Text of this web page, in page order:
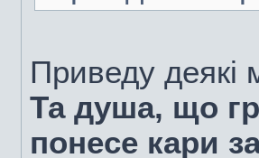
Приведу деякі
Та душа, що
понесе кари